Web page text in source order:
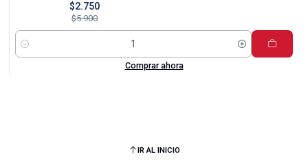
$2.750
$5.900
Cantidad
Comprar ahora
IR AL INICIO